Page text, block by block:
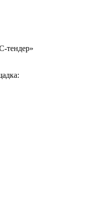
тендер»